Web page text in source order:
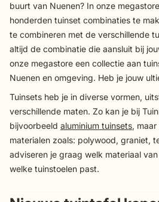
buurt van Nuenen? In onze
honderden tuinset combinaties te
te combineren met de verschillende
altijd de combinatie die aansluit bij
onze megastore een collectie aan
Nuenen en omgeving. Heb je jouw
Tuinsets heb je in diverse vormen,
verschillende maten. Zo kan je bij
bijvoorbeeld aluminium tuinsets,
materialen zoals: polywood, graniet,
adviseren je graag welk materiaal
welke tuinstoelen past.